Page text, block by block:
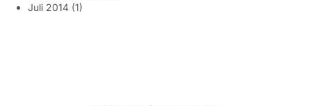
Juli 2014 (1)